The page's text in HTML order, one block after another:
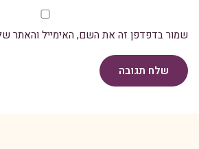
שמור בדפדפן זה את השם, האימייל והאתר
שלח תגובה